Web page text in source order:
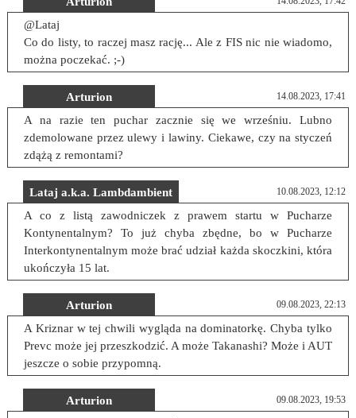
@Lataj
Co do listy, to raczej masz rację... Ale z FIS nic nie wiadomo,
można poczekać. ;-)
Arturion 14.08.2023, 17:41
A na razie ten puchar zacznie się we wrześniu. Lubno
zdemolowane przez ulewy i lawiny. Ciekawe, czy na styczeń
zdążą z remontami?
Lataj a.k.a. Lambdambient 10.08.2023, 12:12
A co z listą zawodniczek z prawem startu w Pucharze
Kontynentalnym? To już chyba zbędne, bo w Pucharze
Interkontynentalnym może brać udział każda skoczkini, która
ukończyła 15 lat.
Arturion 09.08.2023, 22:13
A Kriznar w tej chwili wygląda na dominatorkę. Chyba tylko
Prevc może jej przeszkodzić. A może Takanashi? Może i AUT
jeszcze o sobie przypomną.
Arturion 09.08.2023, 19:53